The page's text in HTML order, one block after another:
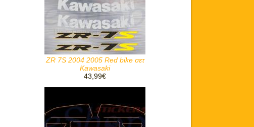
ZR 7S 2004 2005 Red bike σετ
Kawasaki
43,99€